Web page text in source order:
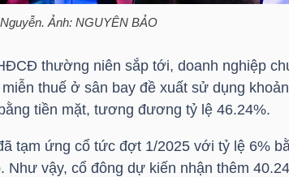
Ảnh: NGUYÊN BẢO
thường niên sắp tới, doanh nghiệp
thuế ở sân bay đề xuất sử dụng
tiền mặt, tương đương tỷ lệ 46.24%.
tạm ứng cổ tức đợt 1/2025 với tỷ lệ 6%
Như vậy, cổ đông dự kiến nhận thêm